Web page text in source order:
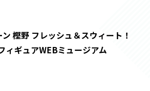
樫野 フレッシュ＆スウィート！
ィギュアWEBミュージアム